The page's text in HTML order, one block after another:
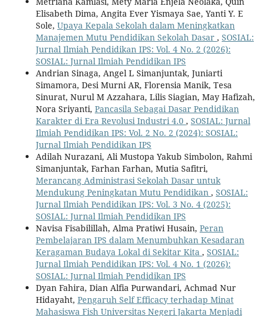
Elisabeth Dima, Angita Ever Yismaya Sae, Yanti Y. E
Sole, Upaya Kepala Sekolah dalam Meningkatkan
Manajemen Mutu Pendidikan Sekolah Dasar , SOSIAL:
Jurnal Ilmiah Pendidikan IPS: Vol. 4 No. 2 (2026):
SOSIAL: Jurnal Ilmiah Pendidikan IPS
Andrian Sinaga, Angel L Simanjuntak, Juniarti
Simamora, Desi Murni AR, Florensia Manik, Tesa
Sinurat, Nurul M Azzahara, Lilis Siagian, May Hafizah,
Nora Sriyanti, Pancasila Sebagai Dasar Pendidikan
Karakter di Era Revolusi Industri 4.0 , SOSIAL: Jurnal
Ilmiah Pendidikan IPS: Vol. 2 No. 2 (2024): SOSIAL:
Jurnal Ilmiah Pendidikan IPS
Adilah Nurazani, Ali Mustopa Yakub Simbolon, Rahmi
Simanjuntak, Farhan Farhan, Mutia Safitri,
Merancang Administrasi Sekolah Dasar untuk
Mendukung Peningkatan Mutu Pendidikan , SOSIAL:
Jurnal Ilmiah Pendidikan IPS: Vol. 3 No. 4 (2025):
SOSIAL: Jurnal Ilmiah Pendidikan IPS
Navisa Fisabilillah, Alma Pratiwi Husain, Peran
Pembelajaran IPS dalam Menumbuhkan Kesadaran
Keragaman Budaya Lokal di Sekitar Kita , SOSIAL:
Jurnal Ilmiah Pendidikan IPS: Vol. 4 No. 1 (2026):
SOSIAL: Jurnal Ilmiah Pendidikan IPS
Dyan Fahira, Dian Alfia Purwandari, Achmad Nur
Hidayaht, Pengaruh Self Efficacy terhadap Minat
Mahasiswa Fish Universitas Negeri Jakarta Menjadi